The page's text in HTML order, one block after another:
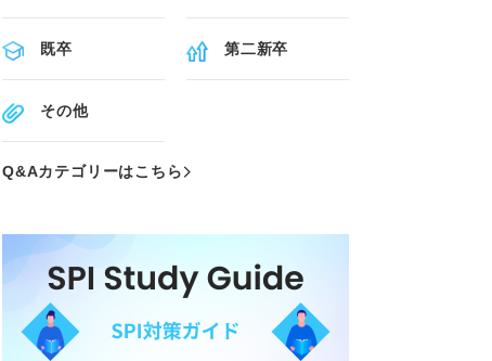
既卒 第二新卒
その他
Q&Aカテゴリーはこちら